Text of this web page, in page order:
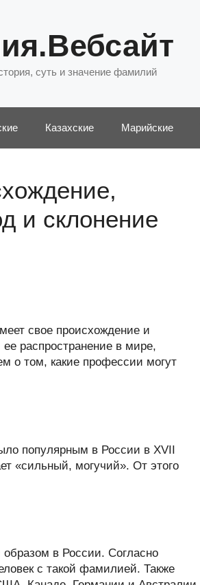
суть и значение фамилий
Казахские Марийские
и склонение
свое происхождение и
распространение в мире,
о том, какие профессии могут
популярным в России в XVII
«сильный, могучий». От этого
в России. Согласно
с такой фамилией. Также